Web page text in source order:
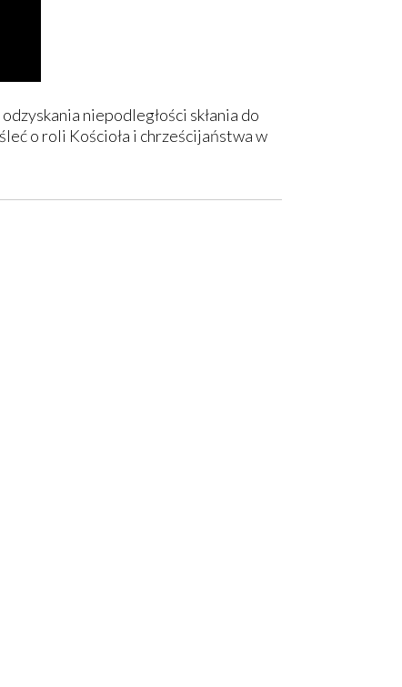
niepodległości skłania do
o roli Kościoła i chrześcijaństwa w